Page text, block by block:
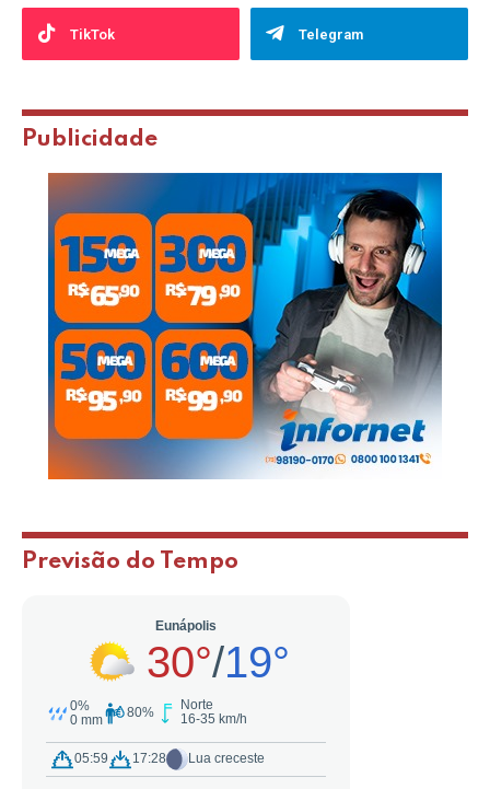
TikTok Telegram
Publicidade
Previsão do Tempo